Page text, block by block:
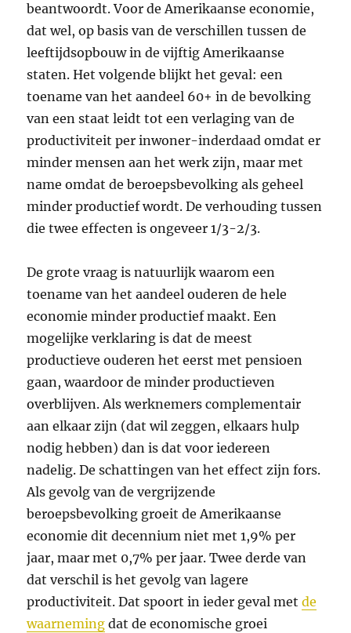
beantwoordt. Voor de Amerikaanse economie,
dat wel, op basis van de verschillen tussen de
leeftijdsopbouw in de vijftig Amerikaanse
staten. Het volgende blijkt het geval: een
toename van het aandeel 60+ in de bevolking
van een staat leidt tot een verlaging van de
productiviteit per inwoner-inderdaad omdat er
minder mensen aan het werk zijn, maar met
name omdat de beroepsbevolking als geheel
minder productief wordt. De verhouding tussen
die twee effecten is ongeveer 1/3-2/3.
De grote vraag is natuurlijk waarom een
toename van het aandeel ouderen de hele
economie minder productief maakt. Een
mogelijke verklaring is dat de meest
productieve ouderen het eerst met pensioen
gaan, waardoor de minder productieven
overblijven. Als werknemers complementair
aan elkaar zijn (dat wil zeggen, elkaars hulp
nodig hebben) dan is dat voor iedereen
nadelig. De schattingen van het effect zijn fors.
Als gevolg van de vergrijzende
beroepsbevolking groeit de Amerikaanse
economie dit decennium niet met 1,9% per
jaar, maar met 0,7% per jaar. Twee derde van
dat verschil is het gevolg van lagere
productiviteit. Dat spoort in ieder geval metde
waarneming dat de economische groei